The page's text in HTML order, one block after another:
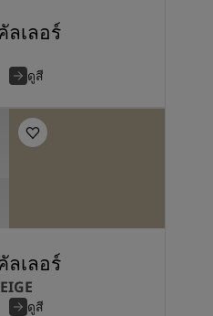
ลเลอร์
ดูสี
ลเลอร์
ดูสี